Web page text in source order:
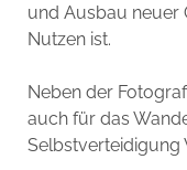
und Ausbau neuer
Nutzen ist.
Neben der
auch für das
Selbstverteidigung